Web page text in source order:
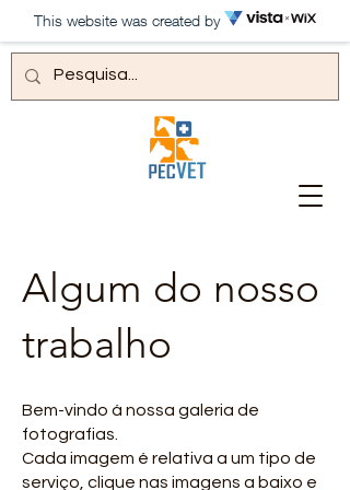
This website was created by
Algum do nosso
trabalho
Bem-vindo á nossa galeria de
fotografias.
Cada imagem é relativa a um tipo de
serviço, clique nas imagens a baixo e